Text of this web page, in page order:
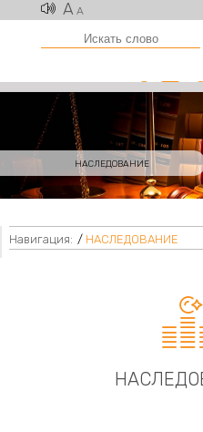
A A
НАСЛЕДОВАНИЕ
Навигация: / НАСЛЕДОВАНИЕ